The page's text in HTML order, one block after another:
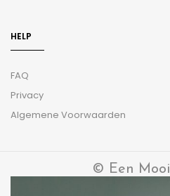
HELP
FAQ
Privacy
Algemene Voorwaarden
© Een